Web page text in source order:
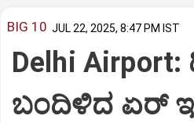
BIG 10 JUL 22, 2025, 8:47 PM IST
Delhi Airport:
ಬಂದಿಳಿದ ಏರ್‌